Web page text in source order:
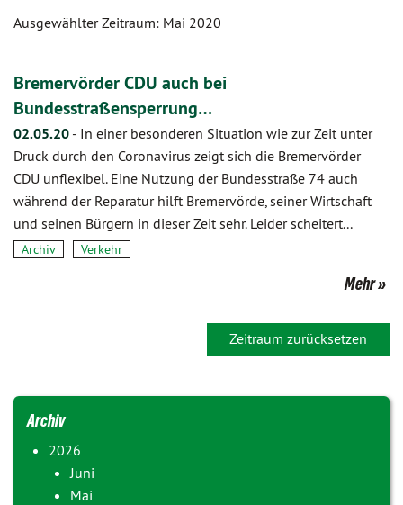
Ausgewählter Zeitraum: Mai 2020
Bremervörder CDU auch bei
Bundesstraßensperrung…
02.05.20 - In einer besonderen Situation wie zur Zeit unter
Druck durch den Coronavirus zeigt sich die Bremervörder
CDU unflexibel. Eine Nutzung der Bundesstraße 74 auch
während der Reparatur hilft Bremervörde, seiner Wirtschaft
und seinen Bürgern in dieser Zeit sehr. Leider scheitert...
Archiv Verkehr
Mehr
Zeitraum zurücksetzen
Archiv
2026
Juni
Mai